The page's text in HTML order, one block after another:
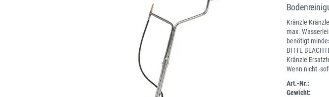
Kränzle
max.
benötigt
BITTE
Kränzle
Wenn nicht -
Art.-Nr.:
Gewicht: